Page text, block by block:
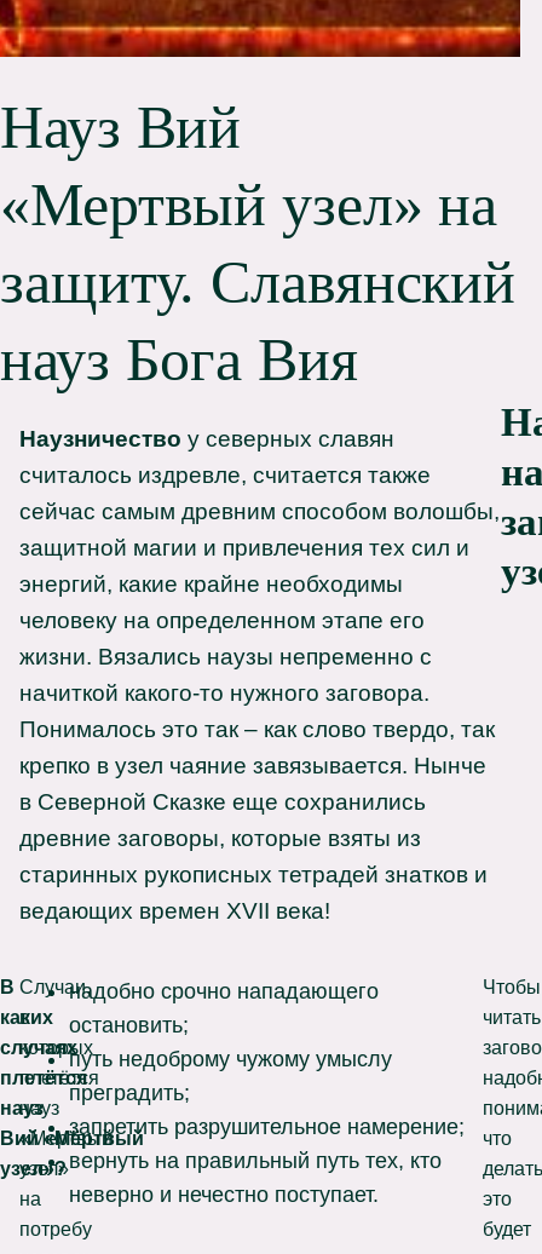
Науз Вий
«Мертвый узел» на
защиту. Славянский
науз Бога Вия
Наузничество у северных славян
считалось издревле, считается также
сейчас самым древним способом волошбы,
защитной магии и привлечения тех сил и
энергий, какие крайне необходимы
человеку на определенном этапе его
жизни. Вязались наузы непременно с
начиткой какого-то нужного заговора.
Понималось это так – как слово твердо, так
крепко в узел чаяние завязывается. Нынче
в Северной Сказке еще сохранились
древние заговоры, которые взяты из
старинных рукописных тетрадей знатков и
ведающих времен XVII века!
В
каких
случаях
плетётся
науз
Вий«Мёртвый
узел»?
Случаи,
в
которых
плетётся
науз
«Мертвый
узел»
на
потребу
надобно срочно нападающего
остановить;
путь недоброму чужому умыслу
преградить;
запретить разрушительное намерение;
вернуть на правильный путь тех, кто
неверно и нечестно поступает.
Чтобы
читать
что
это
будет